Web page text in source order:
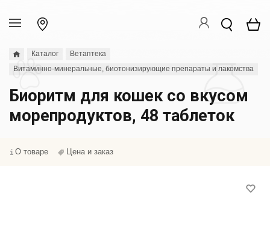
Каталог
Ветаптека
Витаминно-минеральные, биотонизирующие препараты и лакомства
Биоритм для кошек со вкусом
морепродуктов, 48 таблеток
О товаре Цена и заказ